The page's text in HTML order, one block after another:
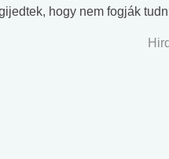
hogy nem fogják